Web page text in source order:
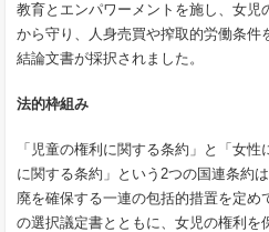
教育とエンパワーメントを施し、女児
から守り、人身売買や搾取的労働条件
結論文書が採択されました。
法的枠組み
「児童の権利に関する条約」と「女
に関する条約」という2つの国連条約
廃を確保する一連の包括的措置を定
の選択議定書とともに、女児の権利を